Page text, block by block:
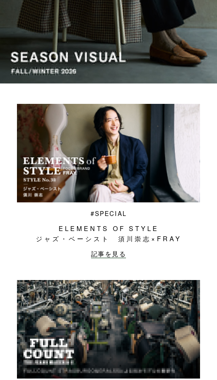
#SPECIAL
ELEMENTS OF STYLE
ジャズ・ベーシスト 須川崇志×FRAY
記事を見る